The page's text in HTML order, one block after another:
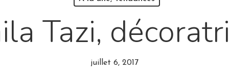
Tazi,
juillet 6, 2017